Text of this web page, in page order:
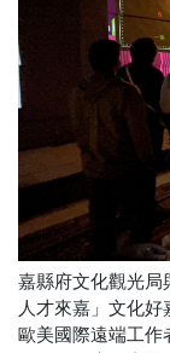
嘉縣府文化觀光局
人才來嘉」文化
歐美國際遠端工作